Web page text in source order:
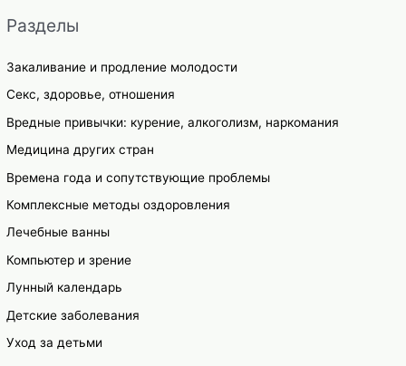
Разделы
Закаливание и продление молодости
Секс, здоровье, отношения
Вредные привычки: курение, алкоголизм, наркомания
Медицина других стран
Времена года и сопутствующие проблемы
Комплексные методы оздоровления
Лечебные ванны
Компьютер и зрение
Лунный календарь
Детские заболевания
Уход за детьми